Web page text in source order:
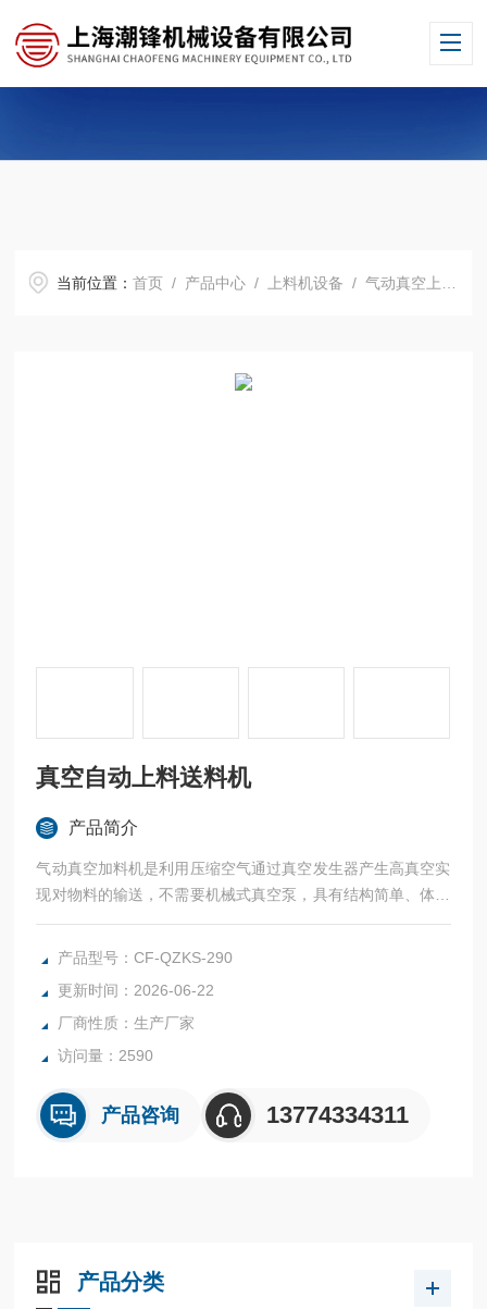
当前位置：首页 / 产品中心 / 上料机设备 /气动真空上料机
真空自动上料送料机
产品简介
气动真空加料机是利用压缩空气通过真空发生器产生高真空实
现对物料的输送，不需要机械式真空泵，具有结构简单、体积
小、免维修、噪音低、控制方便、消除物料静电和符合GMP
要求等优点.真空自动上料送料机
产品型号：CF-QZKS-290
更新时间：2026-06-22
厂商性质：生产厂家
访问量：2590
产品咨询 13774334311
产品分类